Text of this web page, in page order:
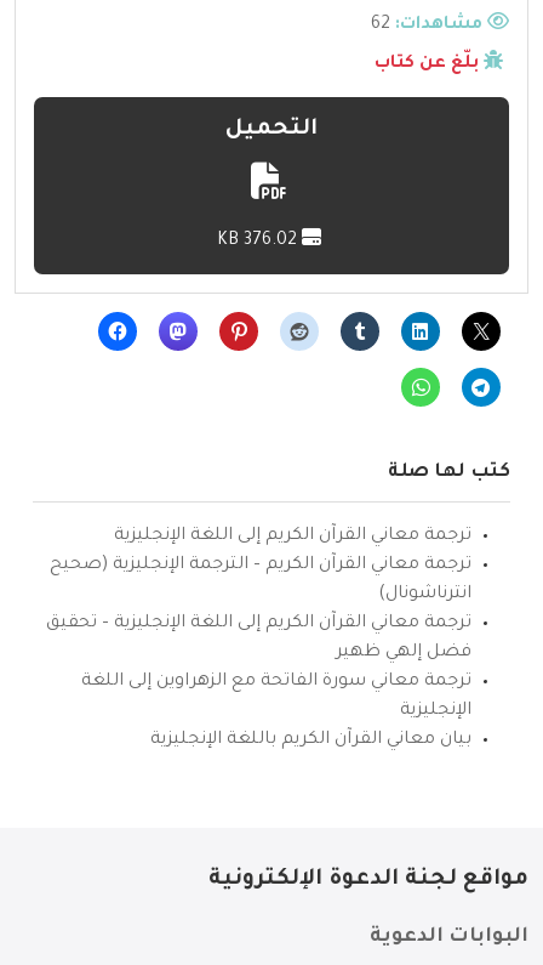
مشاهدات:
بلّغ عن كتاب
التحميل
كتب لها صلة
ترجمة معاني القرآن الكريم إلى اللغة الإنجليزية
ترجمة معاني القرآن الكريم – الترجمة الإنجليزية (صحيح
انترناشونال)
ترجمة معاني القرآن الكريم إلى اللغة الإنجليزية – تحقيق
فضل إلهي ظهير
ترجمة معاني سورة الفاتحة مع الزهراوين إلى اللغة
الإنجليزية
بيان معاني القرآن الكريم باللغة الإنجليزية
مواقع لجنة الدعوة الإلكترونية
البوابات الدعوية